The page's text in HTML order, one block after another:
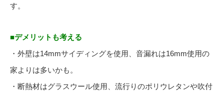
す。
■デメリットも考える
・外壁は14mmサイディングを使用、音漏れは16mm使用の
家よりは多いかも。
・断熱材はグラスウール使用、流行りのポリウレタンや吹付